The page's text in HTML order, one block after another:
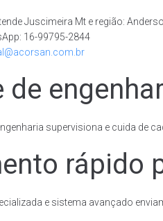
Juscimeira Mt e região:
16-99795-2844
de
supervisiona e cuida de
rápido
e sistema avançado